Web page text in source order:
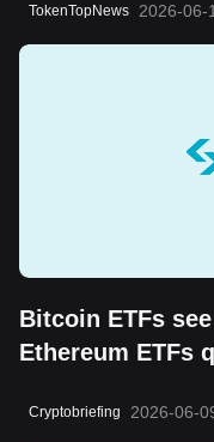
short-term
TokenTopNews 2026-06-
Bitcoin ETFs
Ethereum ETFs
Cryptobriefing 2026-06-